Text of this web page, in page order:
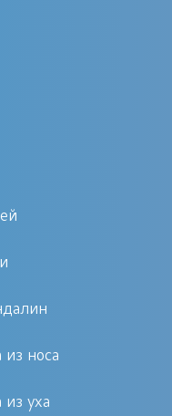
и
носа
уха